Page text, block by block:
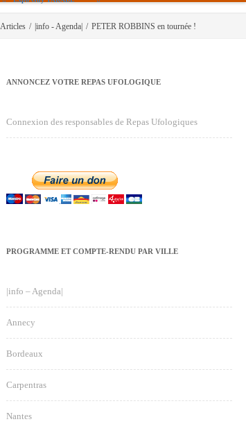
Articles / |info - Agenda| / PETER ROBBINS en tournée !
ANNONCEZ VOTRE REPAS UFOLOGIQUE
Connexion des responsables de Repas Ufologiques
PROGRAMME ET COMPTE-RENDU PAR VILLE
|info – Agenda|
Annecy
Bordeaux
Carpentras
Nantes